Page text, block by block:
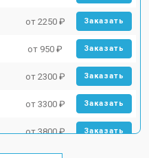
от 2250 ₽ Заказать
от 950 ₽ Заказать
от 2300 ₽ Заказать
от 3300 ₽ Заказать
от 3800 ₽ Заказать